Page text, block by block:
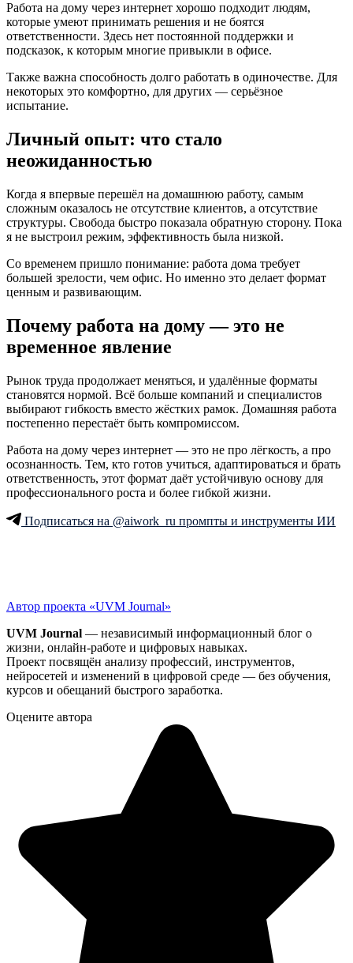
Работа на дому через интернет хорошо подходит людям,
которые умеют принимать решения и не боятся
ответственности. Здесь нет постоянной поддержки и
подсказок, к которым многие привыкли в офисе.
Также важна способность долго работать в одиночестве. Для
некоторых это комфортно, для других — серьёзное
испытание.
Личный опыт: что стало
неожиданностью
Когда я впервые перешёл на домашнюю работу, самым
сложным оказалось не отсутствие клиентов, а отсутствие
структуры. Свобода быстро показала обратную сторону. Пока
я не выстроил режим, эффективность была низкой.
Со временем пришло понимание: работа дома требует
большей зрелости, чем офис. Но именно это делает формат
ценным и развивающим.
Почему работа на дому — это не
временное явление
Рынок труда продолжает меняться, и удалённые форматы
становятся нормой. Всё больше компаний и специалистов
выбирают гибкость вместо жёстких рамок. Домашняя работа
постепенно перестаёт быть компромиссом.
Работа на дому через интернет — это не про лёгкость, а про
осознанность. Тем, кто готов учиться, адаптироваться и брать
ответственность, этот формат даёт устойчивую основу для
профессионального роста и более гибкой жизни.
Подписаться на @aiwork_ru промпты и инструменты ИИ
Автор проекта «UVM Journal»
UVM Journal — независимый информационный блог о
жизни, онлайн-работе и цифровых навыках.
Проект посвящён анализу профессий, инструментов,
нейросетей и изменений в цифровой среде — без обучения,
курсов и обещаний быстрого заработка.
Оцените автора